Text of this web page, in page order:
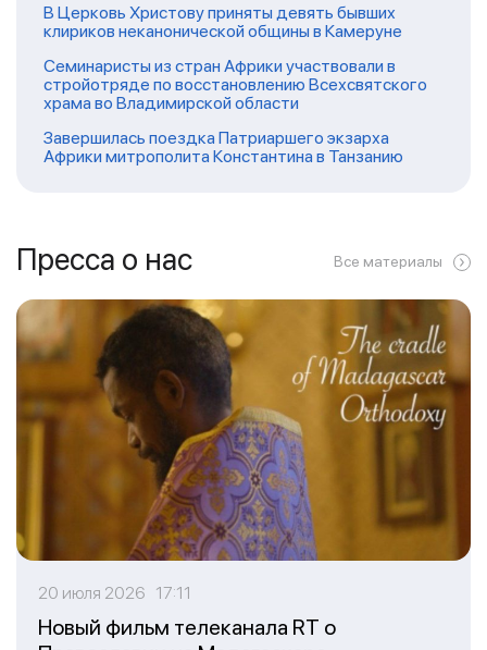
В Церковь Христову приняты девять бывших
клириков неканонической общины в Камеруне
Семинаристы из стран Африки участвовали в
стройотряде по восстановлению Всехсвятского
храма во Владимирской области
Завершилась поездка Патриаршего экзарха
Африки митрополита Константина в Танзанию
Пресса о нас Все материалы
20 июля 2026 17:11
Новый фильм телеканала RT о